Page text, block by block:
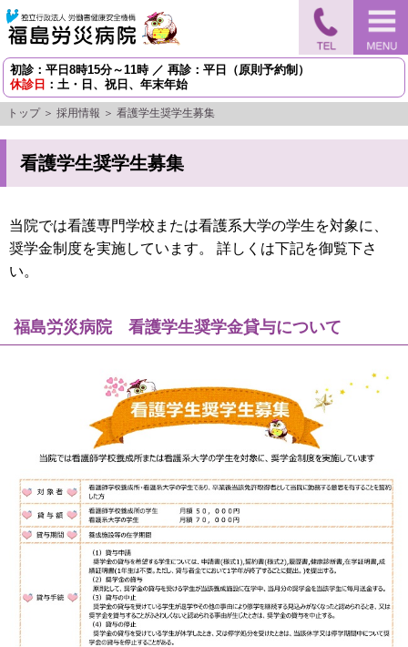
初診：平日8時15分～11時 ／ 再診：平日（原則予約制）
休診日 ：土・日、祝日、年末年始
トップ＞ 採用情報 ＞ 看護学生奨学生募集
看護学生奨学生募集
当院では看護専門学校または看護系大学の学生を対象に、
奨学金制度を実施しています。 詳しくは下記を御覧下さ
い。
福島労災病院 看護学生奨学金貸与について